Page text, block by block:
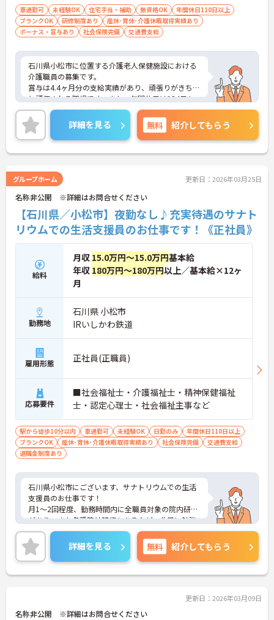
車通勤可 未経験OK 住宅手当・補助 無資格OK
年間休日110日以上
ブランクOK
研修制度あり
産休･育休･介護休暇取得実績あり
ボーナス・賞与あり
社会保険完備 交通費支給
石川県小松市に位置する介護老人保健施設における
介護職員の募集です。
賞与は4.4ヶ月分の支給実績があり、頑張りがきちん
と評価される職場です。また、年間休日は124日も
あり、プライベートを大切にしながらご勤務いただ
けます。
ご興味のある方には、面接対策ポイントなど、さら
に詳細をお話しいたしますのでお気軽にご相談くだ
さい！
詳細を見る 無料 紹介してもらう
グループホーム 更新日：2026年03月25日
名称非公開 ※詳細はお問合せください
【石川県／小松市】夜勤なし♪充実待遇のサナト
リウムでの生活支援員のお仕事です！《正社員》
給料
月収 15.0万円～15.0万円基本給
年収 180万円～180万円以上／基本給×12ヶ
月
勤務地
石川県 小松市
IRいしかわ鉄道
雇用形態 正社員(正職員)
応募要件
■社会福祉士・介護福祉士・精神保健福祉
士・認定心理士・社会福祉主事など
駅から徒歩10分以内 車通勤可 未経験OK 日勤のみ
年間休日110日以上
ブランクOK
産休･育休･介護休暇取得実績あり 社会保険完備
交通費支給
退職金制度あり
石川県小松市にございます、サナトリウムでの生活
支援員のお仕事です！
月1～2回程度、勤務時間内に全職員対象の院内研修
があり、また各種院外研修もあるなど、非常に勉強
になる環境です◎
学校行事等のご家庭の事情による勤務希望に配慮！
ご興味のある方は、マイナビ介護職までお問い合わ
せください。
詳細を見る 無料 紹介してもらう
更新日：2026年03月09日
名称非公開 ※詳細はお問合せください